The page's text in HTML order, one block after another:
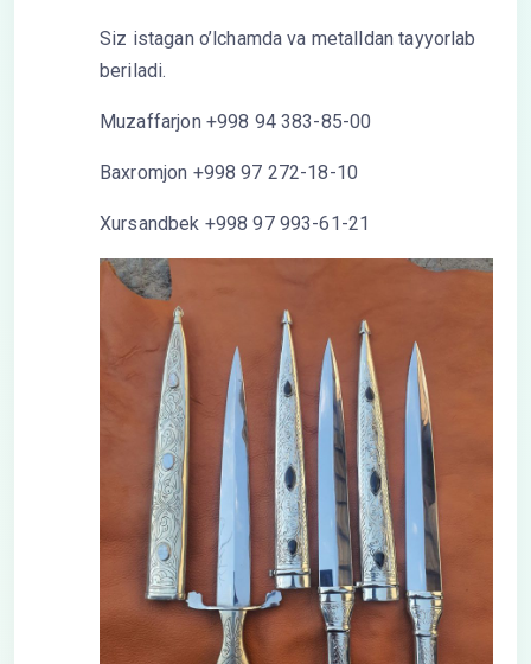
Siz istagan o’lchamda va metalldan tayyorlab
beriladi.
Muzaffarjon +998 94 383-85-00
Baxromjon +998 97 272-18-10
Xursandbek +998 97 993-61-21